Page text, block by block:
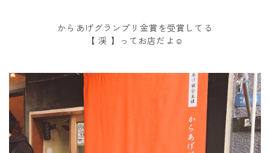
からあげグランプリ金賞を受賞してる
【 渓 】ってお店だよ☺︎